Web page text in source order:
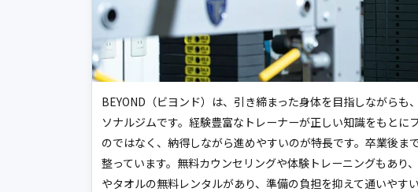
BEYOND（ビヨンド）は、引き締まった身体を目指しながら
ソナルジムです。経験豊富なトレーナーが正しい知識をもと
のではなく、納得しながら進めやすいのが特長です。卒業後
整っています。無料カウンセリングや体験トレーニングもあり
やタオルの無料レンタルがあり、準備の負担を抑えて通いやす